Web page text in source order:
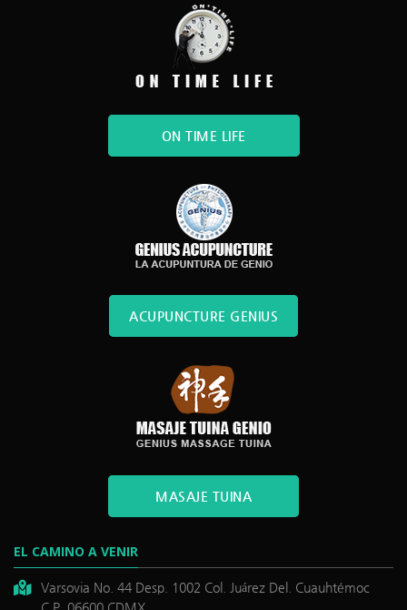
ON TIME LIFE
ACUPUNCTURE GENIUS
MASAJE TUINA
EL CAMINO A VENIR
Varsovia No. 44 Desp. 1002 Col. Juárez Del. Cuauhtémoc